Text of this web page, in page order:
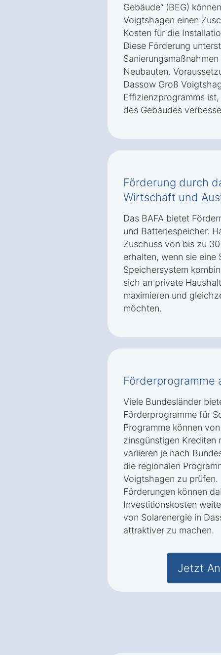
Gebäude“ (BEG)
Voigtshagen einen
Kosten für die
Diese Förderung
Neubauten.
Dassow Groß
Effizienzprogramms
des Gebäudes
Förderung durch
Wirtschaft und
Das BAFA bietet
und Batteriespeicher.
Zuschuss von bis zu
erhalten, wenn sie eine
Speichersystem
sich an private
maximieren und
möchten.
Förderprogramme
Viele Bundesländer
Förderprogramme für
Programme können
zinsgünstigen Krediten
variieren je nach
die regionalen
Voigtshagen zu
Förderungen können
Investitionskosten
von Solarenergie in
attraktiver zu machen.
Jetzt